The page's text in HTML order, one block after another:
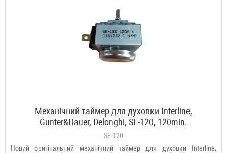
Механічний таймер для духовки Interline,
Gunter&Hauer, Delonghi, SE-120, 120min.
SE-120
Новий оригінальний механічний таймер для духовки Interline,